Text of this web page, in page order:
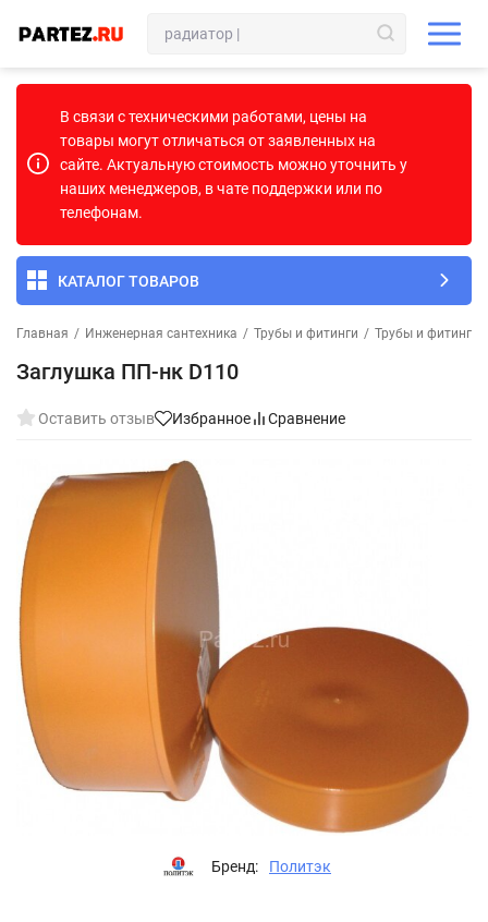
В связи с техническими работами, цены на
товары могут отличаться от заявленных на
сайте. Актуальную стоимость можно уточнить у
наших менеджеров, в чате поддержки или по
телефонам.
КАТАЛОГ ТОВАРОВ
Главная / Инженерная сантехника / Трубы и фитинги / Трубы и фитинги
Заглушка ПП-нк D110
Оставить отзыв Избранное Сравнение
Бренд: Политэк